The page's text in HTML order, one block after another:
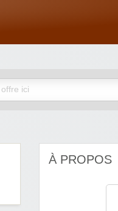
À PROPOS